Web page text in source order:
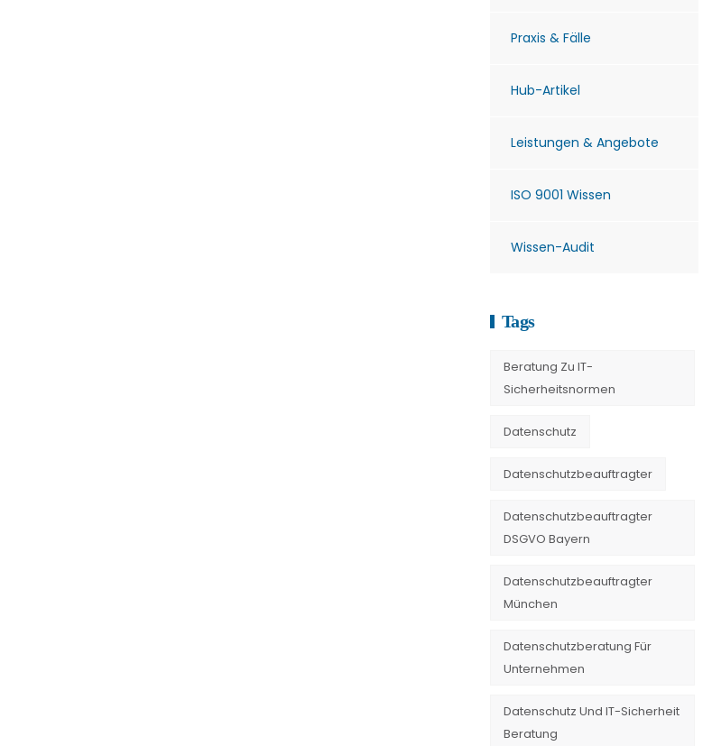
Praxis & Fälle
Hub-Artikel
Leistungen & Angebote
ISO 9001 Wissen
Wissen-Audit
Tags
Beratung Zu IT-
Sicherheitsnormen
Datenschutz
Datenschutzbeauftragter
Datenschutzbeauftragter
DSGVO Bayern
Datenschutzbeauftragter
München
Datenschutzberatung Für
Unternehmen
Datenschutz Und IT-Sicherheit
Beratung